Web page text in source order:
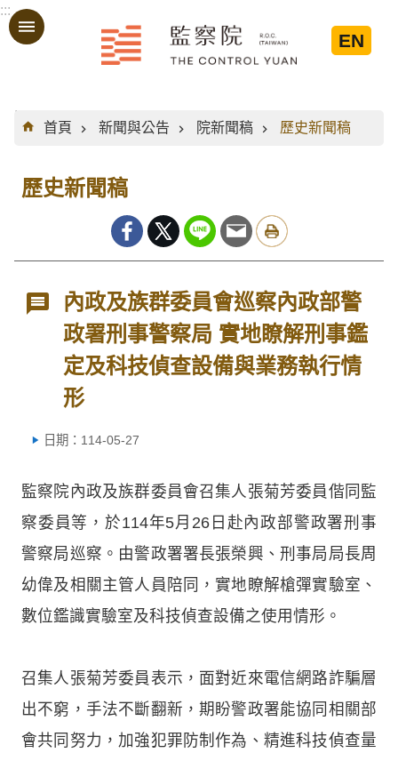
跳到主要內容區塊
:::
EN
:::
首頁
新聞與公告 院新聞稿 歷史新聞稿
歷史新聞稿
內政及族群委員會巡察內政部警
政署刑事警察局 實地瞭解刑事鑑
定及科技偵查設備與業務執行情
形
日期：114-05-27
監察院內政及族群委員會召集人張菊芳委員偕同監
察委員等，於114年5月26日赴內政部警政署刑事
警察局巡察。由警政署署長張榮興、刑事局局長周
幼偉及相關主管人員陪同，實地瞭解槍彈實驗室、
數位鑑識實驗室及科技偵查設備之使用情形。
召集人張菊芳委員表示，面對近來電信網路詐騙層
出不窮，手法不斷翻新，期盼警政署能協同相關部
會共同努力，加強犯罪防制作為、精進科技偵查量